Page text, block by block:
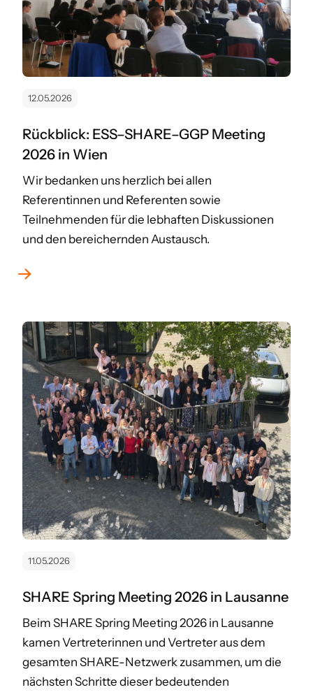
12.05.2026
Rückblick: ESS–SHARE–GGP Meeting
2026 in Wien
Wir bedanken uns herzlich bei allen
Referentinnen und Referenten sowie
Teilnehmenden für die lebhaften Diskussionen
und den bereichernden Austausch.
11.05.2026
SHARE Spring Meeting 2026 in Lausanne
Beim SHARE Spring Meeting 2026 in Lausanne
kamen Vertreterinnen und Vertreter aus dem
gesamten SHARE-Netzwerk zusammen, um die
nächsten Schritte dieser bedeutenden